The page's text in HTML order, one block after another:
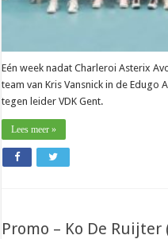
Eén week nadat Charleroi Asterix
team van Kris Vansnick in de Edugo
tegen leider VDK Gent.
Lees meer »
Promo – Ko De Ruijter